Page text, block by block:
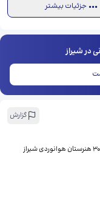
جزئیات بیشتر
در شیراز
گزارش